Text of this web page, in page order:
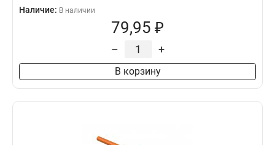
Наличие: В наличии
79,95 ₽
– +
В корзину